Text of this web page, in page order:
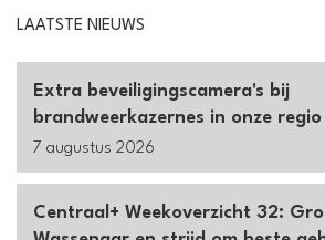
LAATSTE NIEUWS
Extra beveiligingscamera's bij
brandweerkazernes in onze regio
7 augustus 2026
Centraal+ Weekoverzicht 32: